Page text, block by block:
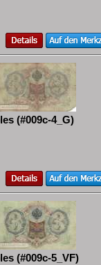
(#009c-4_G)
(#009c-5_VF)